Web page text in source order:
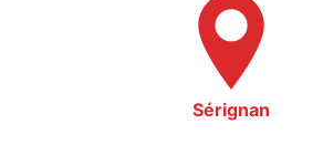
Sérignan